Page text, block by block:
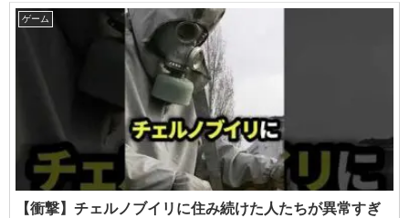
ゲーム
【衝撃】チェルノブイリに住み続けた人たちが異常すぎ